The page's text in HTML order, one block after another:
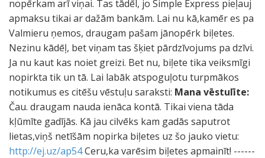
nopērkam arī viņai. Tas tādēl, jo Simple Express pieļauj
apmaksu tikai ar dažām bankām. Lai nu kā,kamēr es pa
Valmieru ņemos, draugam pašam jānopērk biļetes.
Nezinu kādēļ, bet viņam tas šķiet pārdzīvojums pa dzīvi.
Ja nu kaut kas noiet greizi. Bet nu, biļete tika veiksmīgi
nopirkta tik un tā. Lai labāk atspoguļotu turpmākos
notikumus es citēšu vēstuļu saraksti: Mana vēstulīte:
Čau. draugam nauda ienāca kontā. Tikai viena tāda
kļūmīte gadījās. Kā jau cilvēks kam gadās saputrot
lietas,viņš netīšām nopirka biļetes uz šo jauko vietu:
http://ej.uz/ap54Ceru,ka varēsim biļetes apmainīt! ------